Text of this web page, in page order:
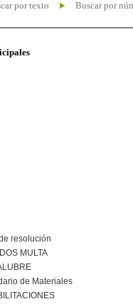
por texto Buscar por
resolución
MULTA
de Materiales